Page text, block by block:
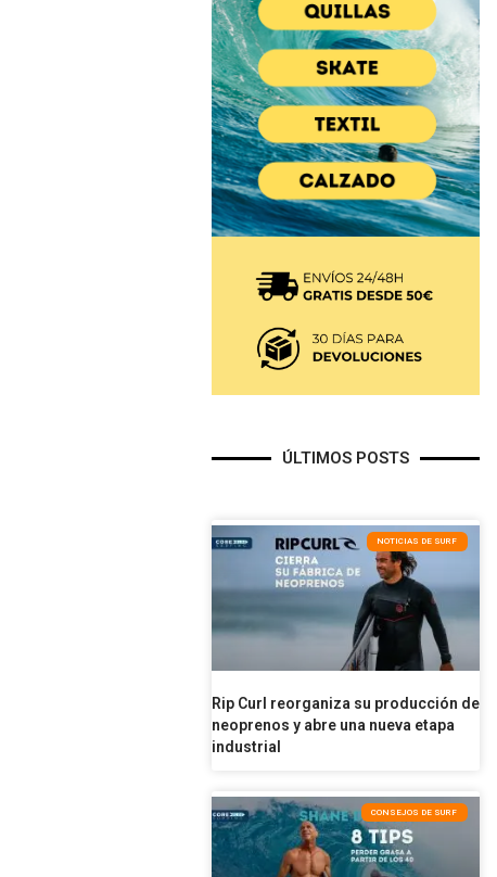
ÚLTIMOS POSTS
NOTICIAS DE SURF
Rip Curl reorganiza su producción de
neoprenos y abre una nueva etapa
industrial
CONSEJOS DE SURF